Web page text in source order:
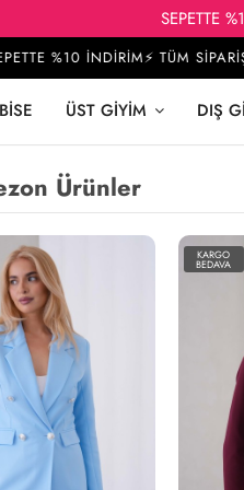
SEPETTE
%10 İNDİRİM⚡ TÜM
ÜST GIYIM DIŞ
Ürünler
KARGO
BEDAVA